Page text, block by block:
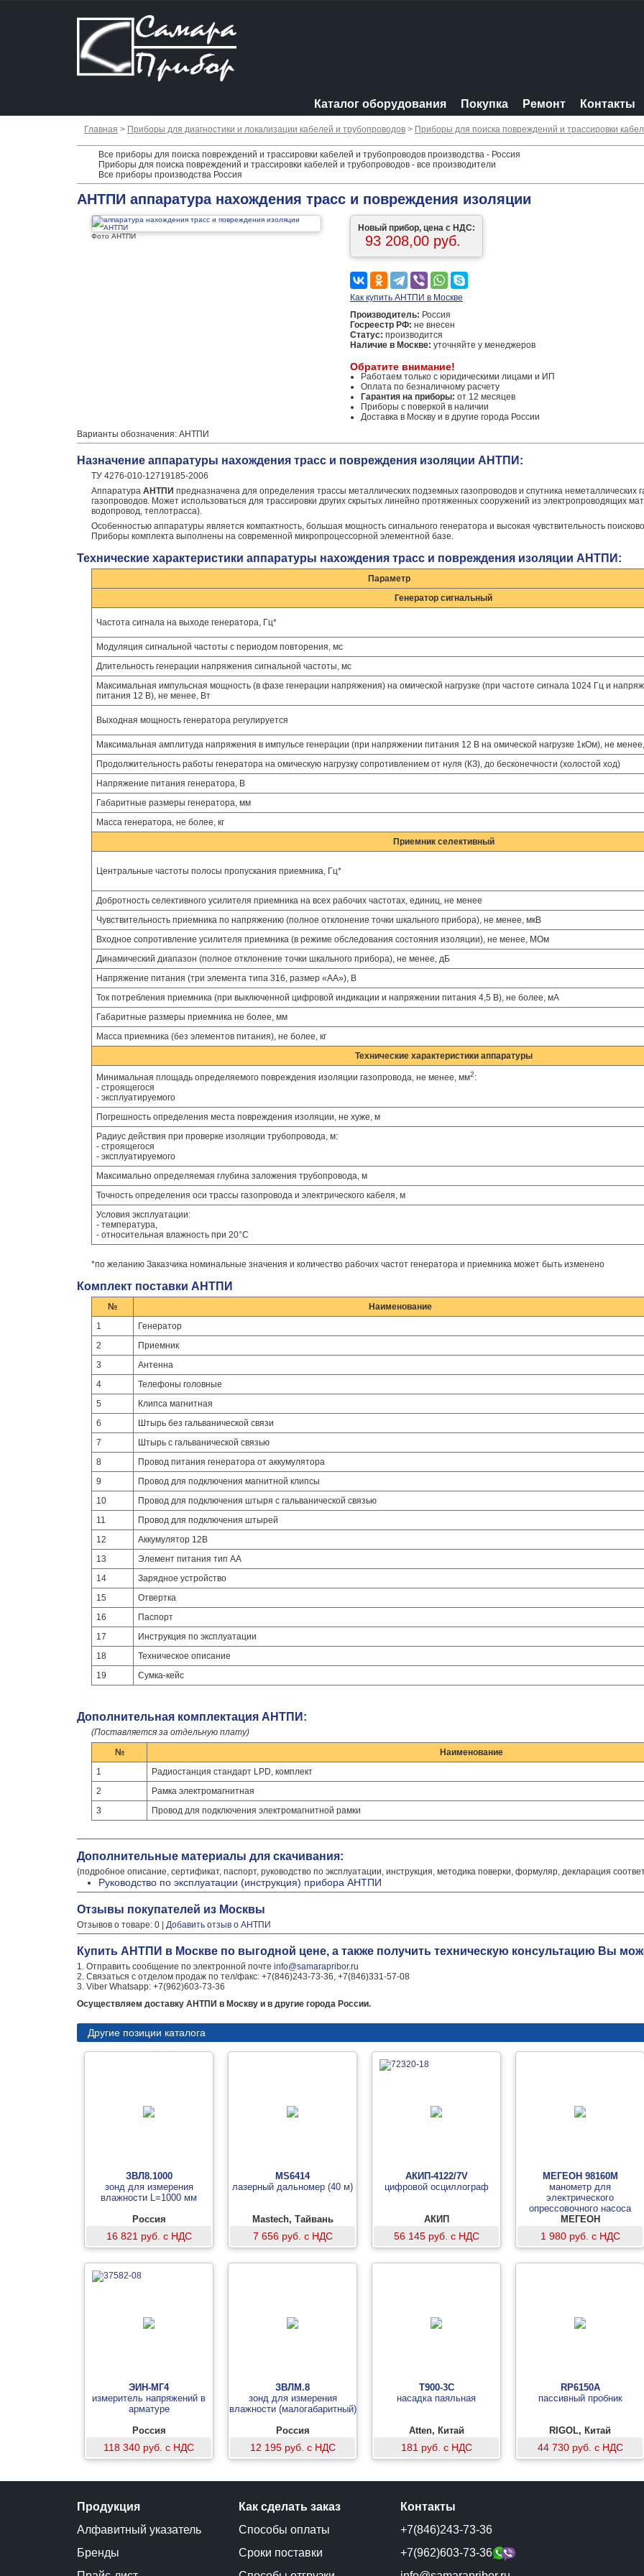
Каталог оборудования Покупка Ремонт Контакты
Главная > Приборы для диагностики и локализации кабелей и трубопроводов > Приборы для поиска повреждений и трассировки
Все приборы для поиска повреждений и трассировки кабелей и трубопроводов производства - Россия
Приборы для поиска повреждений и трассировки кабелей и трубопроводов - все производители
Все приборы производства Россия
АНТПИ аппаратура нахождения трасс и повреждения изоляции
Фото АНТПИ
Новый прибор, цена с НДС:
93 208,00 руб.
Как купить АНТПИ в Москве
Производитель: Россия
Госреестр РФ: не внесен
Статус: производится
Наличие в Москве: уточняйте у менеджеров
Обратите внимание!
Работаем только с юридическими лицами и ИП
Оплата по безналичному расчету
Гарантия на приборы: от 12 месяцев
Приборы с поверкой в наличии
Доставка в Москву и в другие города России
Варианты обозначения: АНТПИ
Назначение аппаратуры нахождения трасс и повреждения изоляции АНТПИ:
ТУ 4276-010-12719185-2006
Аппаратура АНТПИ предназначена для определения трассы металлических подземных газопроводов и спутника неметаллических
газопроводов. Может использоваться для трассировки других скрытых линейно протяженных сооружений из электропроводящих
водопровод, теплотрасса).
Особенностью аппаратуры является компактность, большая мощность сигнального генератора и высокая чувствительность
Приборы комплекта выполнены на современной микропроцессорной элементной базе.
Технические характеристики аппаратуры нахождения трасс и повреждения изоляции АНТПИ:
Параметр
Генератор сигнальный
Частота сигнала на выходе генератора, Гц*
Модуляция сигнальной частоты с периодом повторения, мс
Длительность генерации напряжения сигнальной частоты, мс
Максимальная импульсная мощность (в фазе генерации напряжения) на омической нагрузке (при частоте сигнала 1024 Гц и
питания 12 В), не менее, Вт
Выходная мощность генератора регулируется
Максимальная амплитуда напряжения в импульсе генерации (при напряжении питания 12 В на омической нагрузке 1кОм), не
Продолжительность работы генератора на омическую нагрузку сопротивлением от нуля (КЗ), до бесконечности (холостой ход)
Напряжение питания генератора, В
Габаритные размеры генератора, мм
Масса генератора, не более, кг
Приемник селективный
Центральные частоты полосы пропускания приемника, Гц*
Добротность селективного усилителя приемника на всех рабочих частотах, единиц, не менее
Чувствительность приемника по напряжению (полное отклонение точки шкального прибора), не менее, мкВ
Входное сопротивление усилителя приемника (в режиме обследования состояния изоляции), не менее, МОм
Динамический диапазон (полное отклонение точки шкального прибора), не менее, дБ
Напряжение питания (три элемента типа 316, размер «АА»), В
Ток потребления приемника (при выключенной цифровой индикации и напряжении питания 4,5 В), не более, мА
Габаритные размеры приемника не более, мм
Масса приемника (без элементов питания), не более, кг
Технические характеристики аппаратуры
Минимальная площадь определяемого повреждения изоляции газопровода, не менее, мм2:
- строящегося
- эксплуатируемого
Погрешность определения места повреждения изоляции, не хуже, м
Радиус действия при проверке изоляции трубопровода, м:
- строящегося
- эксплуатируемого
Максимально определяемая глубина заложения трубопровода, м
Точность определения оси трассы газопровода и электрического кабеля, м
Условия эксплуатации:
- температура,
- относительная влажность при 20°С
*по желанию Заказчика номинальные значения и количество рабочих частот генератора и приемника может быть изменено
Комплект поставки АНТПИ
№ Наименование
1
Генератор
2
Приемник
3
Антенна
4
Телефоны головные
5
Клипса магнитная
6
Штырь без гальванической связи
7
Штырь с гальванической связью
8
Провод питания генератора от аккумулятора
9
Провод для подключения магнитной клипсы
10
Провод для подключения штыря с гальванической связью
11
Провод для подключения штырей
12
Аккумулятор 12В
13
Элемент питания тип АА
14
Зарядное устройство
15
Отвертка
16
Паспорт
17
Инструкция по эксплуатации
18
Техническое описание
19
Сумка-кейс
Дополнительная комплектация АНТПИ:
(Поставляется за отдельную плату)
№
Наименование
1
Радиостанция стандарт LPD, комплект
2
Рамка электромагнитная
3
Провод для подключения электромагнитной рамки
Дополнительные материалы для скачивания:
(подробное описание, сертификат, паспорт, руководство по эксплуатации, инструкция, методика поверки, формуляр, декларация
Руководство по эксплуатации (инструкция) прибора АНТПИ
Отзывы покупателей из Москвы
Отзывов о товаре: 0 | Добавить отзыв о АНТПИ
Купить АНТПИ в Москве по выгодной цене, а также получить техническую консультацию Вы
1. Отправить сообщение по электронной почте info@samarapribor.ru
2. Связаться с отделом продаж по тел/факс: +7(846)243-73-36, +7(846)331-57-08
3. Viber Whatsapp: +7(962)603-73-36
Осуществляем доставку АНТПИ в Москву и в другие города России.
Другие позиции каталога
ЗВЛ8.1000
зонд для измерения
влажности L=1000 мм
Россия
16 821 руб. с НДС
MS6414
лазерный дальномер (40 м)
Mastech, Тайвань
7 656 руб. с НДС
АКИП-4122/7V
цифровой осциллограф
АКИП
56 145 руб. с НДС
МЕГЕОН 98160М
манометр для
электрического
опрессовочного насоса
МЕГЕОН
1 980 руб. с НДС
ЭИН-МГ4
измеритель напряжений в
арматуре
Россия
118 340 руб. с НДС
ЗВЛМ.8
зонд для измерения
влажности (малогабаритный)
Россия
12 195 руб. с НДС
T900-3C
насадка паяльная
Atten, Китай
181 руб. с НДС
RP6150A
пассивный пробник
RIGOL, Китай
44 730 руб. с НДС
Продукция
Алфавитный указатель
Бренды
Как сделать заказ
Способы оплаты
Сроки поставки
Контакты
+7(846)243-73-36
+7(962)603-73-36